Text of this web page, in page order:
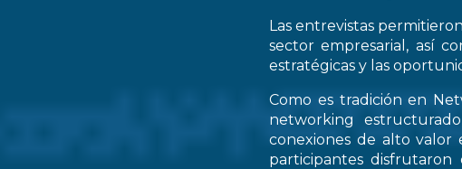
Las entrevistas
sector empresarial, así
estratégicas y las
Como es tradición en
networking
conexiones de alto valor
participantes disfrutaron